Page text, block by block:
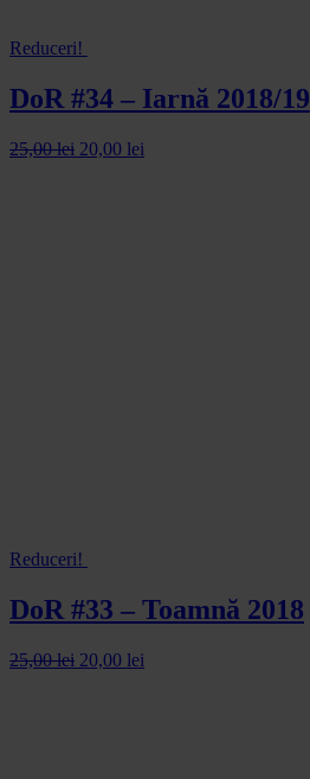
Reduceri!
DoR #34 – Iarnă 2018/19
25,00lei 20,00 lei
Reduceri!
DoR #33 – Toamnă 2018
25,00lei 20,00 lei